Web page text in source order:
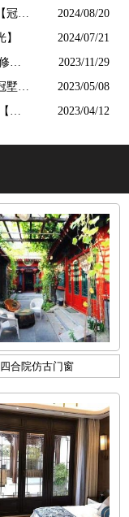
冠墅
2024/08/20
2024/07/21
吗?
2023/11/29
阳
2023/05/08
2023/04/12
四合院仿古门窗